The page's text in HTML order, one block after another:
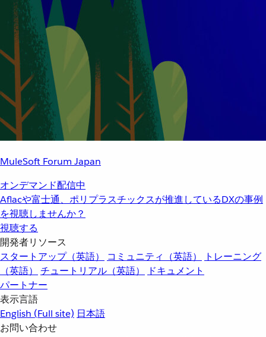
MuleSoft Forum Japan
オンデマンド配信中
Aflacや富士通、ポリプラスチックスが推進しているDXの事例
を視聴しませんか？
視聴する
開発者リソース
スタートアップ（英語）
コミュニティ（英語）
トレーニング
（英語）
チュートリアル（英語）
ドキュメント
パートナー
表示言語
English (Full site) 日本語
お問い合わせ